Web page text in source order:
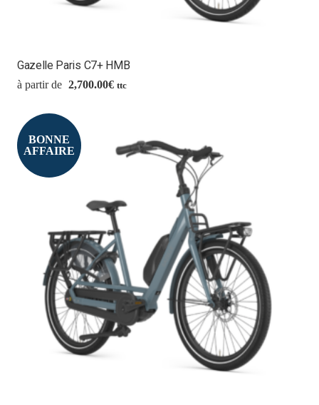
Gazelle Paris C7+ HMB
2,700.00€ ttc
BONNE
AFFAIRE